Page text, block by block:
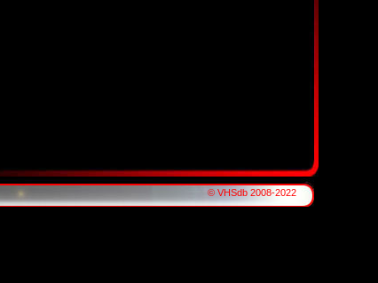
© VHSdb 2008-2022